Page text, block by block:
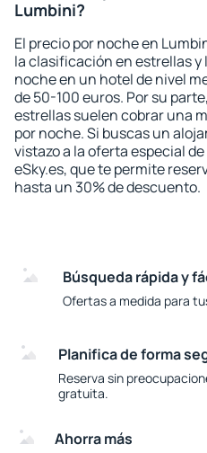
Lumbini?
El precio por noche en
la clasificación en estrellas
noche en un hotel de nivel
de 50-100 euros. Por su
estrellas suelen cobrar una
por noche. Si buscas un
vistazo a la oferta especial
eSky.es, que te permite
hasta un 30% de descuento.
Búsqueda rápida y
Ofertas a medida para
Planifica de forma
Reserva sin
gratuita.
Ahorra más